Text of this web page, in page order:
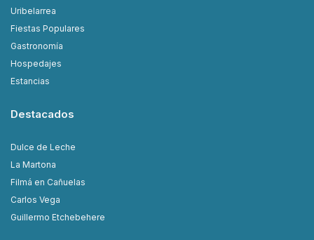
Uribelarrea
Fiestas Populares
Gastronomía
Hospedajes
Estancias
Destacados
Dulce de Leche
La Martona
Filmá en Cañuelas
Carlos Vega
Guillermo Etchebehere